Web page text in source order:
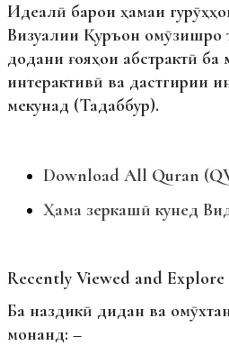
Идеалӣ барои ҳамаи
Визуалии Қуръон омӯзишро
додани ғояҳои абстрактӣ ба
интерактивӣ ва дастгирии
мекунад (Тадаббур).
Download All Quran
Ҳама зеркашӣ кунед
Recently Viewed and
Ба наздикӣ дидан ва
монанд: –